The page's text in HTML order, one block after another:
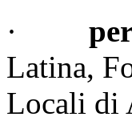
·
Latina,
Locali di